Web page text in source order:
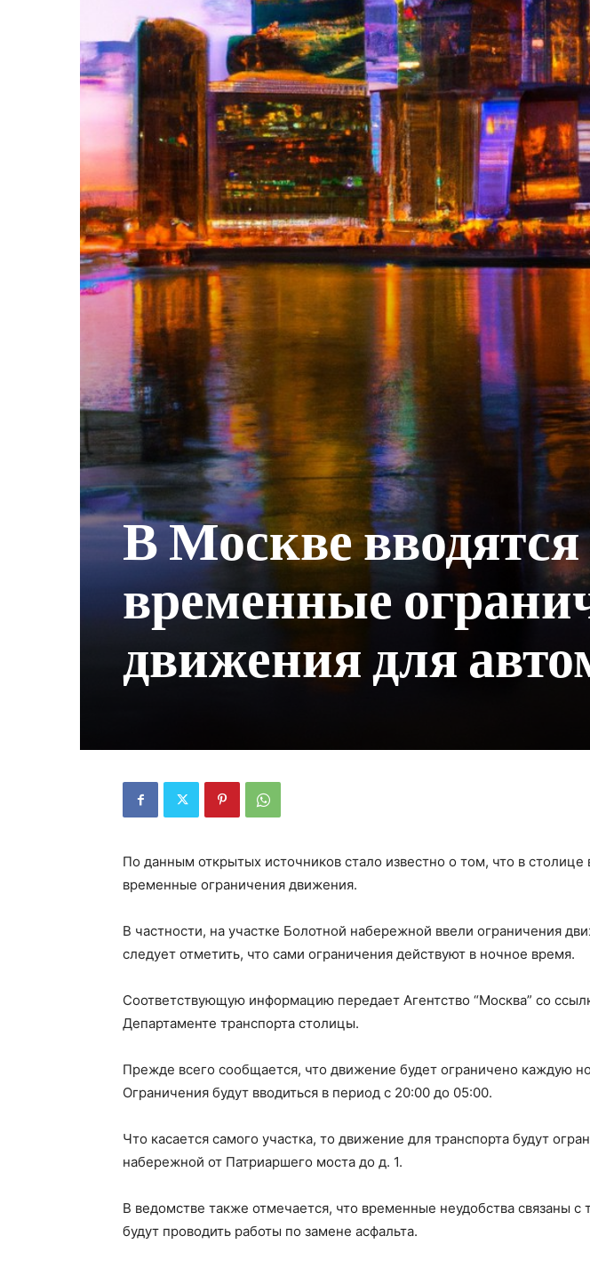
В Москве
временные
движения для
По данным открытых источников стало известно о том, что в
временные ограничения движения.
В частности, на участке Болотной набережной ввели ограничения
следует отметить, что сами ограничения действуют в ночное время.
Соответствующую информацию передает Агентство “Москва” со
Департаменте транспорта столицы.
Прежде всего сообщается, что движение будет ограничено каждую
Ограничения будут вводиться в период с 20:00 до 05:00.
Что касается самого участка, то движение для транспорта будут
набережной от Патриаршего моста до д. 1.
В ведомстве также отмечается, что временные неудобства связаны с
будут проводить работы по замене асфальта.